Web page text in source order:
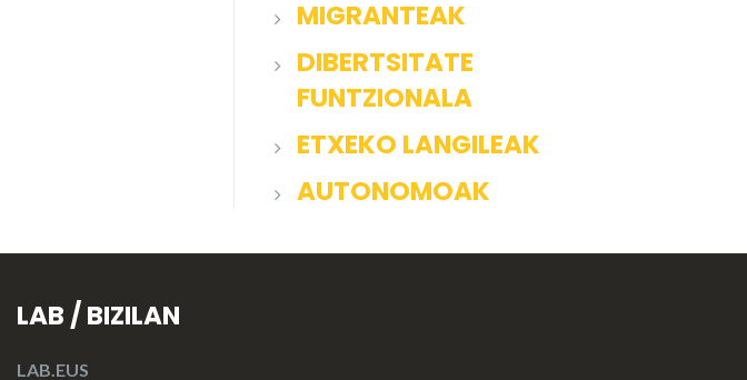
MIGRANTEAK
DIBERTSITATE
FUNTZIONALA
ETXEKO LANGILEAK
AUTONOMOAK
LAB / BIZILAN
LAB.EUS